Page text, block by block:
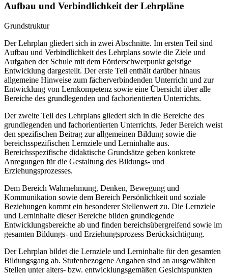
Aufbau und Verbindlichkeit der Lehrpläne
Grundstruktur
Der Lehrplan gliedert sich in zwei Abschnitte. Im ersten Teil sind
Aufbau und Verbindlichkeit des Lehrplans sowie die Ziele und
Aufgaben der Schule mit dem Förderschwerpunkt geistige
Entwicklung dargestellt. Der erste Teil enthält darüber hinaus
allgemeine Hinweise zum fächerverbindenden Unterricht und zur
Entwicklung von Lernkompetenz sowie eine Übersicht über alle
Bereiche des grundlegenden und fachorientierten Unterrichts.
Der zweite Teil des Lehrplans gliedert sich in die Bereiche des
grundlegenden und fachorientierten Unterrichts. Jeder Bereich weist
den spezifischen Beitrag zur allgemeinen Bildung sowie die
bereichsspezifischen Lernziele und Lerninhalte aus.
Bereichsspezifische didaktische Grundsätze geben konkrete
Anregungen für die Gestaltung des Bildungs- und
Erziehungsprozesses.
Dem Bereich Wahrnehmung, Denken, Bewegung und
Kommunikation sowie dem Bereich Persönlichkeit und soziale
Beziehungen kommt ein besonderer Stellenwert zu. Die Lernziele
und Lerninhalte dieser Bereiche bilden grundlegende
Entwicklungsbereiche ab und finden bereichsübergreifend sowie im
gesamten Bildungs- und Erziehungsprozess Berücksichtigung.
Der Lehrplan bildet die Lernziele und Lerninhalte für den gesamten
Bildungsgang ab. Stufenbezogene Angaben sind an ausgewählten
Stellen unter alters- bzw. entwicklungsgemäßen Gesichtspunkten